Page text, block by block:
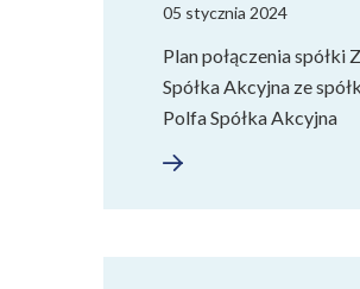
05 stycznia 2024
Plan połączenia spółki
Spółka Akcyjna ze
Polfa Spółka Akcyjna